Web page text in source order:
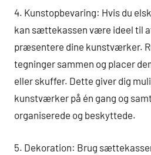
4. Kunstopbevaring: Hvis du
kan sættekassen være ideel til
præsentere dine kunstværker.
tegninger sammen og placer
eller skuffer. Dette giver dig
kunstværker på én gang og
organiserede og beskyttede.
5. Dekoration: Brug